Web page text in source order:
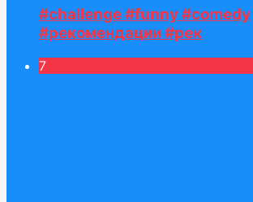
#challenge #funny #comedy
#рекомендации #рек
7